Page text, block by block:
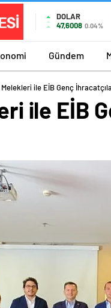
DOLAR
47,6008 0.04%
Gündem
Melekleri ile EİB Genç
ile EİB